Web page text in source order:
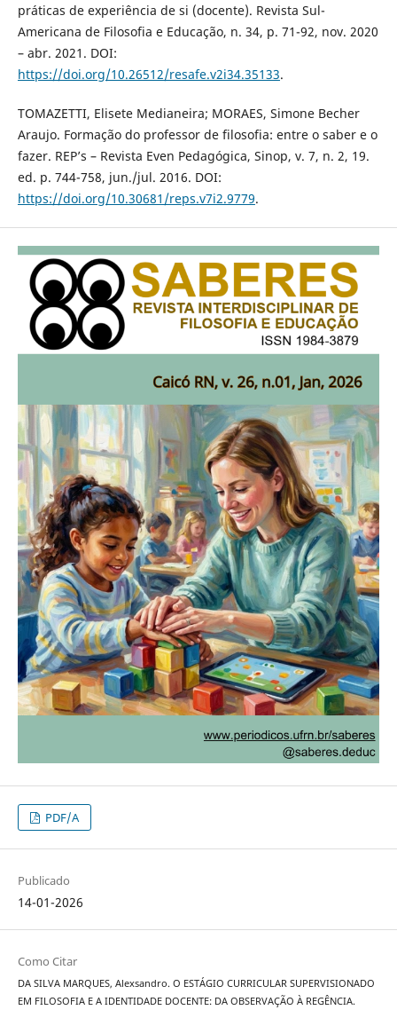
práticas de experiência de si (docente). Revista Sul-
Americana de Filosofia e Educação, n. 34, p. 71-92, nov. 2020
– abr. 2021. DOI:
https://doi.org/10.26512/resafe.v2i34.35133.
TOMAZETTI, Elisete Medianeira; MORAES, Simone Becher
Araujo. Formação do professor de filosofia: entre o saber e o
fazer. REP’s – Revista Even Pedagógica, Sinop, v. 7, n. 2, 19.
ed. p. 744-758, jun./jul. 2016. DOI:
https://doi.org/10.30681/reps.v7i2.9779.
PDF/A
Publicado
14-01-2026
Como Citar
DA SILVA MARQUES, Alexsandro. O ESTÁGIO CURRICULAR SUPERVISIONADO
EM FILOSOFIA E A IDENTIDADE DOCENTE: DA OBSERVAÇÃO À REGÊNCIA.